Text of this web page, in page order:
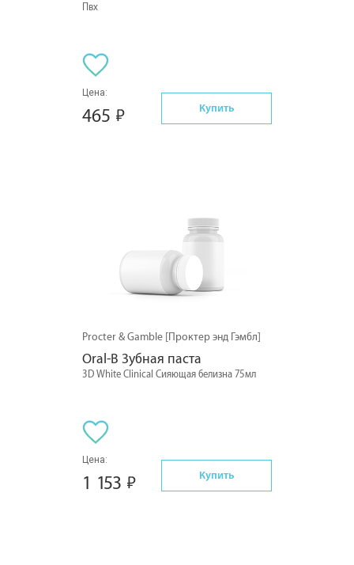
Пвх
Цена:
465 Купить
Procter & Gamble [Проктер энд Гэмбл]
Oral-B Зубная паста
3D White Clinical Сияющая белизна 75мл
Цена:
1 153 Купить